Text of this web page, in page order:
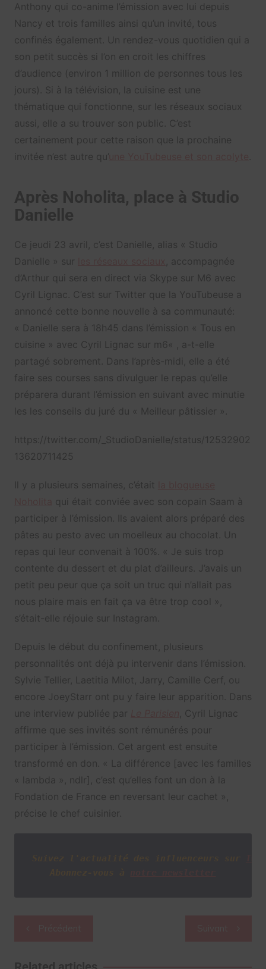
Anthony qui co-anime l’émission avec lui depuis
Nancy et trois familles ainsi qu’un invité, tous
confinés également. Un rendez-vous quotidien qui a
son petit succès si l’on en croit les chiffres
d’audience (environ 1 million de personnes tous les
jours). Si à la télévision, la cuisine est une
thématique qui fonctionne, sur les réseaux sociaux
aussi, elle a su trouver son public. C’est
certainement pour cette raison que la prochaine
invitée n’est autre qu’une YouTubeuse et son acolyte
Après Noholita, place à Studio
Danielle
Ce jeudi 23 avril, c’est Danielle, alias « Studio
Danielle » sur
, accompagnée
d’Arthur qui sera en direct via Skype sur M6 avec
Cyril Lignac. C’est sur Twitter que la YouTubeuse a
annoncé cette bonne nouvelle à sa communauté:
«
Danielle sera à 18h45 dans l’émission « Tous en
cuisine » avec Cyril Lignac sur m6 « , a-t-elle
partagé sobrement. Dans l’après-midi, elle a été
faire ses courses sans divulguer le repas qu’elle
préparera durant l’émission en suivant avec minutie
les les conseils du juré du « Meilleur pâtissier ».
https://twitter.com/_StudioDanielle/status/12532902
13620711425
Il y a plusieurs semaines, c’était
qui était conviée avec son copain Saam à
participer à l’émission. Ils avaient alors préparé des
pâtes au pesto avec un moelleux au chocolat. Un
repas qui leur convenait à 100%. « Je suis trop
contente du dessert et du plat d’ailleurs. J’avais un
petit peu peur que ça soit un truc qui n’allait pas
nous plaire mais en fait ça va être trop cool »,
s’était-elle réjouie sur Instagram.
Depuis le début du confinement, plusieurs
personnalités ont déjà pu intervenir dans l’émission.
Sylvie Tellier, Laetitia Milot, Jarry, Camille Cerf, ou
encore JoeyStarr ont pu y faire leur apparition. Dans
une interview publiée par
, Cyril Lignac
affirme que ses invités sont rémunérés pour
participer à l’émission. Cet argent est ensuite
transformé en don. « La différence [avec les familles
« lambda », ndlr], c’est qu’elles font un don à la
Fondation de France en reversant leur cachet »,
précise le chef cuisinier.
l’article